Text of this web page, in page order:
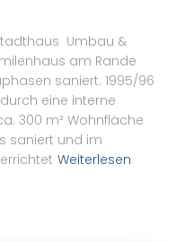
Umbau &
am Rande
saniert. 1995/96
eine interne
300 m² Wohnfläche
saniert und im
Weiterlesen